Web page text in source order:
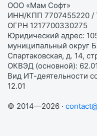
ООО «Мам Софт»
ИНН/КПП 7707455220 /
ОГРН 1217700330275
Юридический адрес:
муниципальный округ
Спартаковская, д. 14,
ОКВЭД (основной): 62.01
Вид ИТ-деятельности
12.01
© 2014—2026 ·